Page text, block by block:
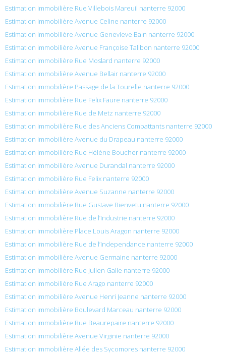
Estimation immobilière Rue Villebois Mareuil nanterre 92000
Estimation immobilière Avenue Celine nanterre 92000
Estimation immobilière Avenue Genevieve Bain nanterre 92000
Estimation immobilière Avenue Françoise Talibon nanterre 92000
Estimation immobilière Rue Moslard nanterre 92000
Estimation immobilière Avenue Bellair nanterre 92000
Estimation immobilière Passage de la Tourelle nanterre 92000
Estimation immobilière Rue Felix Faure nanterre 92000
Estimation immobilière Rue de Metz nanterre 92000
Estimation immobilière Rue des Anciens Combattants nanterre 92000
Estimation immobilière Avenue du Drapeau nanterre 92000
Estimation immobilière Rue Hélène Boucher nanterre 92000
Estimation immobilière Avenue Durandal nanterre 92000
Estimation immobilière Rue Felix nanterre 92000
Estimation immobilière Avenue Suzanne nanterre 92000
Estimation immobilière Rue Gustave Bienvetu nanterre 92000
Estimation immobilière Rue de l’Industrie nanterre 92000
Estimation immobilière Place Louis Aragon nanterre 92000
Estimation immobilière Rue de l’Independance nanterre 92000
Estimation immobilière Avenue Germaine nanterre 92000
Estimation immobilière Rue Julien Galle nanterre 92000
Estimation immobilière Rue Arago nanterre 92000
Estimation immobilière Avenue Henri Jeanne nanterre 92000
Estimation immobilière Boulevard Marceau nanterre 92000
Estimation immobilière Rue Beaurepaire nanterre 92000
Estimation immobilière Avenue Virginie nanterre 92000
Estimation immobilière Allée des Sycomores nanterre 92000